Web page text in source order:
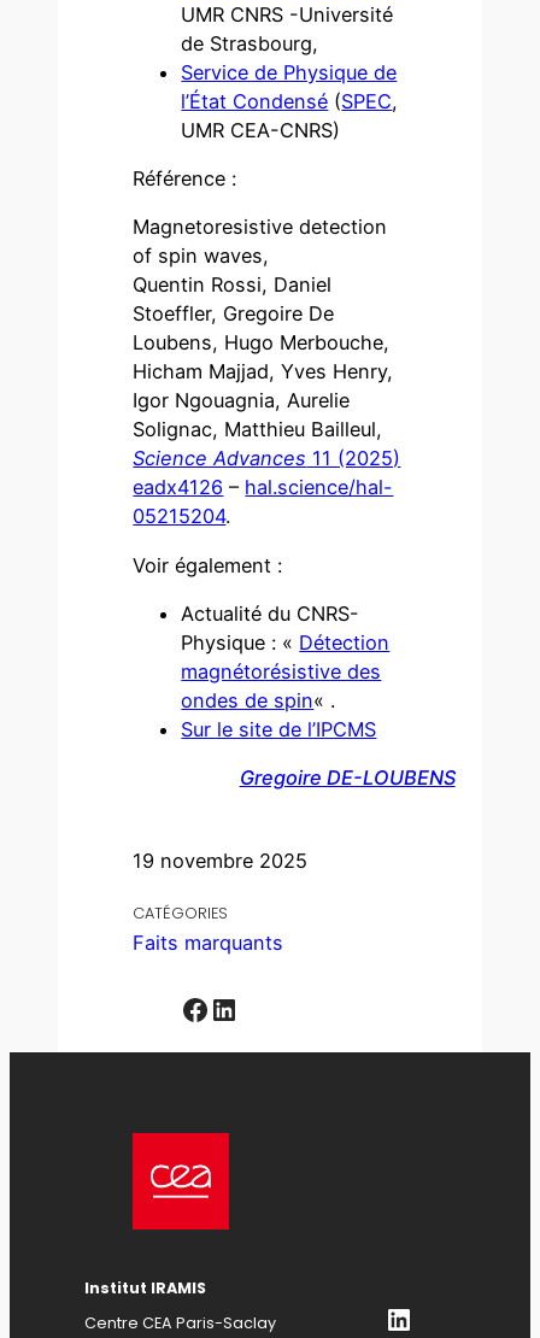
19 novembre 2025
CATÉGORIES
Faits marquants
Facebook LinkedIn
UMR CNRS -Université
de Strasbourg,
Service de Physique de
l’État Condensé (SPEC,
UMR CEA-CNRS)
Référence :
Magnetoresistive detection
of spin waves,
Quentin Rossi, Daniel
Stoeffler, Gregoire De
Loubens, Hugo Merbouche,
Hicham Majjad, Yves Henry,
Igor Ngouagnia, Aurelie
Solignac, Matthieu Bailleul,
Science Advances 11 (2025)
eadx4126 – hal.science/hal-
05215204.
Voir également :
Actualité du CNRS-
Physique : « Détection
magnétorésistive des
ondes de spin« .
Sur le site de l’IPCMS
Gregoire DE-LOUBENS
Institut IRAMIS
Centre CEA Paris-Saclay
LinkedIn